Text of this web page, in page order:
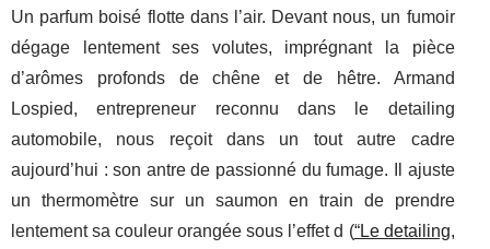
Un parfum boisé flotte dans l’air. Devant nous, un fumoir
dégage lentement ses volutes, imprégnant la pièce
d’arômes profonds de chêne et de hêtre. Armand
Lospied, entrepreneur reconnu dans le detailing
automobile, nous reçoit dans un tout autre cadre
aujourd’hui : son antre de passionné du fumage. Il ajuste
un thermomètre sur un saumon en train de prendre
lentement sa couleur orangée sous l’effet d (“Le detailing,